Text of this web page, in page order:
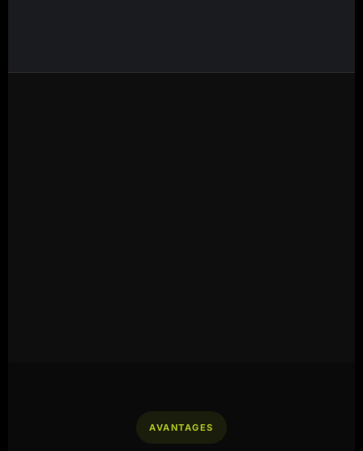
AVANTAGES